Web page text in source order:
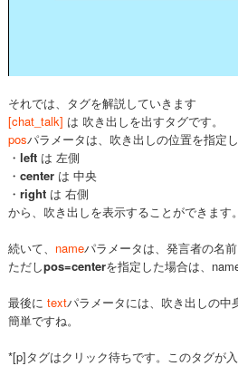
それでは、タグを解説していきます
[chat_talk] は 吹き出しを出すタグです。
posパラメータは、吹き出しの位置を指定し
・ leftは 左側
・ centerは 中央
・ rightは 右側
から、吹き出しを表示することができます。
続いて、 nameパラメータは、発言者の名
ただしpos=centerを指定した場合は、
最後に textパラメータには、吹き出しの中
簡単ですね。
*[p]タグはクリック待ちです。このタグが